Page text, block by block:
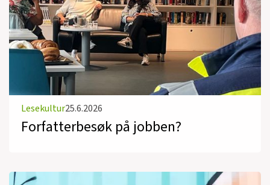
Lesekultur25.6.2026
Forfatterbesøk på jobben?